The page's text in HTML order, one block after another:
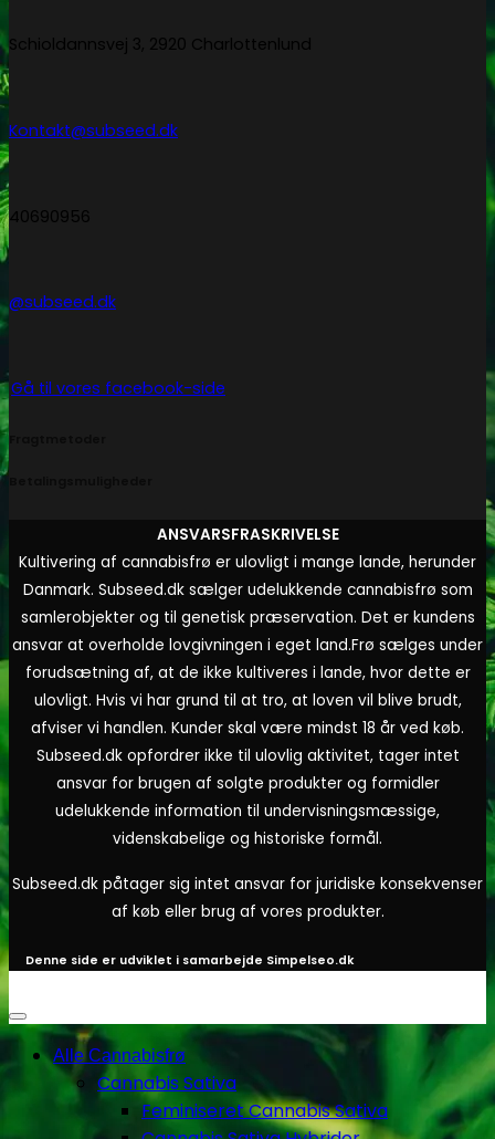
Schioldannsvej 3, 2920 Charlottenlund
Kontakt@subseed.dk
40690956
@subseed.dk
Gå til vores facebook-side
ANSVARSFRASKRIVELSE
Kultivering af cannabisfrø er ulovligt i mange lande, herunder
Danmark. Subseed.dk sælger udelukkende cannabisfrø som
samlerobjekter og til genetisk præservation. Det er kundens
ansvar at overholde lovgivningen i eget land.Frø sælges under
forudsætning af, at de ikke kultiveres i lande, hvor dette er
ulovligt. Hvis vi har grund til at tro, at loven vil blive brudt,
afviser vi handlen. Kunder skal være mindst 18 år ved køb.
Subseed.dk opfordrer ikke til ulovlig aktivitet, tager intet
ansvar for brugen af solgte produkter og formidler
udelukkende information til undervisningsmæssige,
videnskabelige og historiske formål.
Subseed.dk påtager sig intet ansvar for juridiske konsekvenser
af køb eller brug af vores produkter.
Denne side er udviklet i samarbejde Simpelseo.dk
Alle Cannabisfrø
Cannabis Sativa
Feminiseret Cannabis Sativa